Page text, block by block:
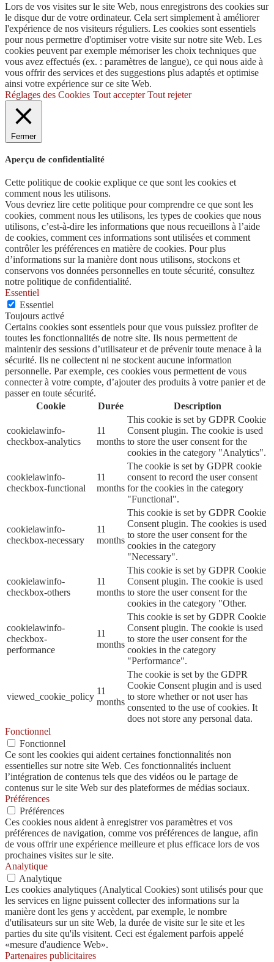
Lors de vos visites sur le site Web, nous enregistrons des cookies sur
le disque dur de votre ordinateur. Cela sert simplement à améliorer
l'expérience de nos visiteurs réguliers. Les cookies sont essentiels
pour nous permettre d'optimiser votre visite sur notre site Web. Les
cookies peuvent par exemple mémoriser les choix techniques que
vous avez effectués (ex. : paramètres de langue), ce qui nous aide à
vous offrir des services et des suggestions plus adaptés et optimise
ainsi votre expérience sur ce site Web.
Réglages des Cookies Tout accepter Tout rejeter
Fermer
Aperçu de confidentialité
Cette politique de cookie explique ce que sont les cookies et
comment nous les utilisons.
Vous devriez lire cette politique pour comprendre ce que sont les
cookies, comment nous les utilisons, les types de cookies que nous
utilisons, c’est-à-dire les informations que nous recueillons à l’aide
de cookies, comment ces informations sont utilisées et comment
contrôler les préférences en matière de cookies. Pour plus
d’informations sur la manière dont nous utilisons, stockons et
conservons vos données personnelles en toute sécurité, consultez
notre politique de confidentialité.
Essentiel
Essentiel
Toujours activé
Certains cookies sont essentiels pour que vous puissiez profiter de
toutes les fonctionnalités de notre site. Ils nous permettent de
maintenir des sessions d’utilisateur et de prévenir toute menace à la
sécurité. Ils ne collectent ni ne stockent aucune information
personnelle. Par exemple, ces cookies vous permettent de vous
connecter à votre compte, d’ajouter des produits à votre panier et de
passer en toute sécurité.
Cookie
Durée Description
cookielawinfo-
checkbox-analytics
11
months
This cookie is set by GDPR Cookie
Consent plugin. The cookie is used
to store the user consent for the
cookies in the category "Analytics".
cookielawinfo-
checkbox-functional
11
months
The cookie is set by GDPR cookie
consent to record the user consent
for the cookies in the category
"Functional".
cookielawinfo-
checkbox-necessary
11
months
This cookie is set by GDPR Cookie
Consent plugin. The cookies is used
to store the user consent for the
cookies in the category
"Necessary".
cookielawinfo-
checkbox-others
11
months
This cookie is set by GDPR Cookie
Consent plugin. The cookie is used
to store the user consent for the
cookies in the category "Other.
cookielawinfo-
checkbox-
performance
11
months
This cookie is set by GDPR Cookie
Consent plugin. The cookie is used
to store the user consent for the
cookies in the category
"Performance".
viewed_cookie_policy
11
months
The cookie is set by the GDPR
Cookie Consent plugin and is used
to store whether or not user has
consented to the use of cookies. It
does not store any personal data.
Fonctionnel
Fonctionnel
Ce sont les cookies qui aident certaines fonctionnalités non
essentielles sur notre site Web. Ces fonctionnalités incluent
l’intégration de contenus tels que des vidéos ou le partage de
contenus sur le site Web sur des plateformes de médias sociaux.
Préférences
Préférences
Ces cookies nous aident à enregistrer vos paramètres et vos
préférences de navigation, comme vos préférences de langue, afin
de vous offrir une expérience meilleure et plus efficace lors de vos
prochaines visites sur le site.
Analytique
Analytique
Les cookies analytiques (Analytical Cookies) sont utilisés pour que
les services en ligne puissent collecter des informations sur la
manière dont les gens y accèdent, par exemple, le nombre
d'utilisateurs sur un site Web, la durée de visite sur le site et les
parties du site qu'ils visitent. Ceci est également parfois appelé
«mesure d'audience Web».
Partenaires publicitaires